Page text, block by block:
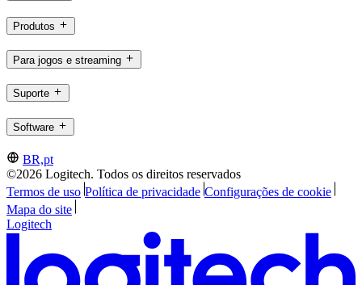
Produtos
Para jogos e streaming
Suporte
Software
BR,pt
©2026 Logitech. Todos os direitos reservados
Termos de uso Política de privacidade Configurações de cookie
Mapa do site
Logitech